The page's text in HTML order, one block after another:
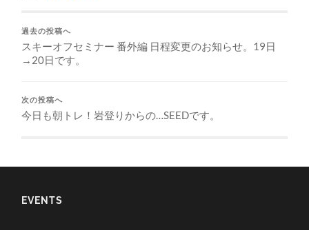
過去の投稿へ
スキーオフセミナー 番外編 日程変更のお知らせ。19日
→20日です。
次の投稿へ
今日も朝トレ！岩登りからの…SEEDです。
EVENTS